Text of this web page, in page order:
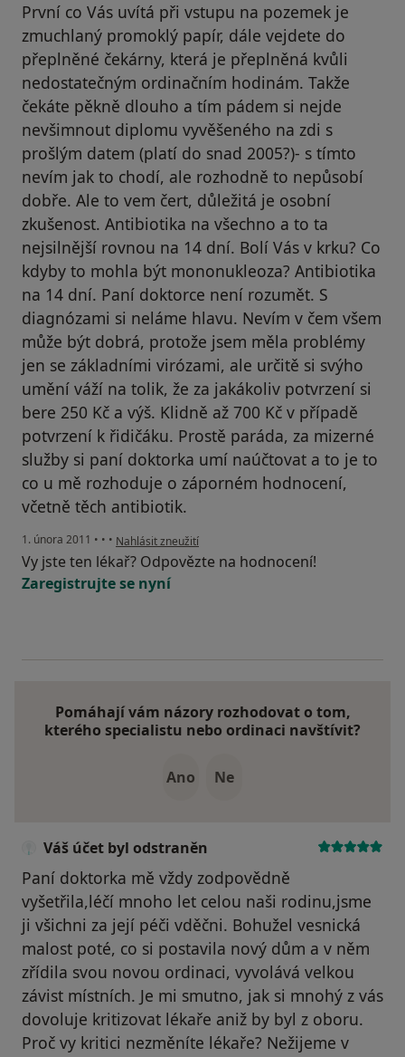
První co Vás uvítá při vstupu na pozemek je
zmuchlaný promoklý papír, dále vejdete do
přeplněné čekárny, která je přeplněná kvůli
nedostatečným ordinačním hodinám. Takže
čekáte pěkně dlouho a tím pádem si nejde
nevšimnout diplomu vyvěšeného na zdi s
prošlým datem (platí do snad 2005?)- s tímto
nevím jak to chodí, ale rozhodně to nepůsobí
dobře. Ale to vem čert, důležitá je osobní
zkušenost. Antibiotika na všechno a to ta
nejsilnější rovnou na 14 dní. Bolí Vás v krku? Co
kdyby to mohla být mononukleoza? Antibiotika
na 14 dní. Paní doktorce není rozumět. S
diagnózami si neláme hlavu. Nevím v čem všem
může být dobrá, protože jsem měla problémy
jen se základními virózami, ale určitě si svýho
umění váží na tolik, že za jakákoliv potvrzení si
bere 250 Kč a výš. Klidně až 700 Kč v případě
potvrzení k řidičáku. Prostě paráda, za mizerné
služby si paní doktorka umí naúčtovat a to je to
co u mě rozhoduje o záporném hodnocení,
včetně těch antibiotik.
1. února 2011 • • • podle názoru uživatele Pacient
Nahlásit zneužití
Vy jste ten lékař? Odpovězte na hodnocení!
Zaregistrujte se nyní
Pomáhají vám názory rozhodovat o tom,
kterého specialistu nebo ordinaci navštívit?
Ano Ne
Váš účet byl odstraněn
Paní doktorka mě vždy zodpovědně
vyšetřila,léčí mnoho let celou naši rodinu,jsme
ji všichni za její péči vděčni. Bohužel vesnická
malost poté, co si postavila nový dům a v něm
zřídila svou novou ordinaci, vyvolává velkou
závist místních. Je mi smutno, jak si mnohý z vás
dovoluje kritizovat lékaře aniž by byl z oboru.
Proč vy kritici nezměníte lékaře? Nežijeme v